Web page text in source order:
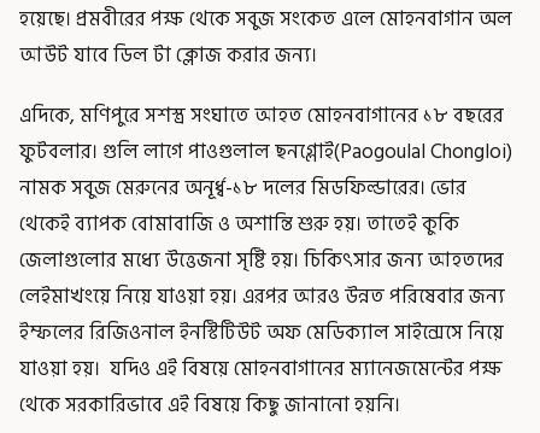
হয়েছে। প্রমবীরের পক্ষ থেকে সবুজ সংকেত এলে মোহনবাগান অল
আউট যাবে ডিল টা ক্লোজ করার জন্য।
এদিকে, মণিপুরে সশস্ত্র সংঘাতে আহত মোহনবাগানের ১৮ বছরের
ফুটবলার। গুলি লাগে পাওগুলাল ছনগ্লোই(Paogoulal Chongloi)
নামক সবুজ মেরুনের অনূর্ধ্ব-১৮ দলের মিডফিল্ডারের। ভোর
থেকেই ব্যাপক বোমাবাজি ও অশান্তি শুরু হয়। তাতেই কুকি
জেলাগুলোর মধ্যে উত্তেজনা সৃষ্টি হয়। চিকিৎসার জন্য আহতদের
লেইমাখংয়ে নিয়ে যাওয়া হয়। এরপর আরও উন্নত পরিষেবার জন্য
ইম্ফলের রিজিওনাল ইনস্টিটিউট অফ মেডিক্যাল সাইন্সেসে নিয়ে
যাওয়া হয়। যদিও এই বিষয়ে মোহনবাগানের ম্যানেজমেন্টের পক্ষ
থেকে সরকারিভাবে এই বিষয়ে কিছু জানানো হয়নি।